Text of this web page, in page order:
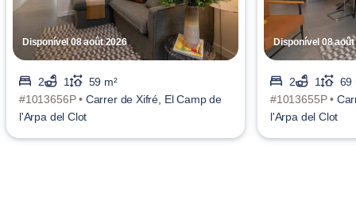
Disponível 08 août 2026
2 1
59 m²
#1013656P • Carrer de Xifré, El Camp de
l'Arpa del Clot
Disponível 08
2 1
69
#1013655P •
l'Arpa del Clot